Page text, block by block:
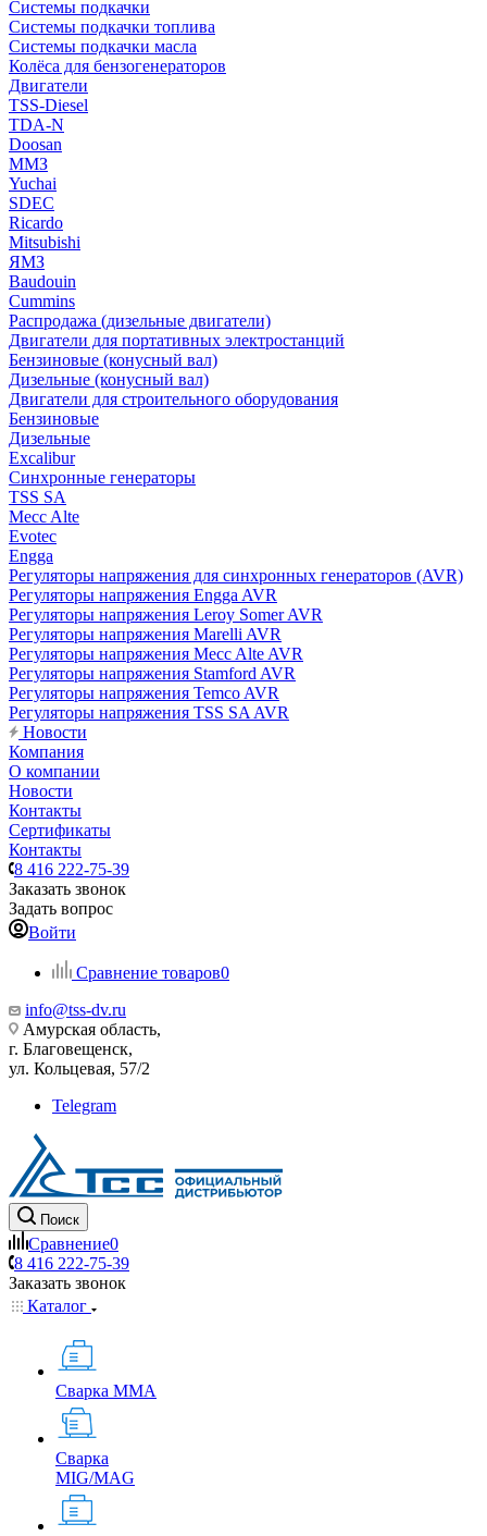
Системы подкачки
Системы подкачки топлива
Системы подкачки масла
Колёса для бензогенераторов
Двигатели
TSS-Diesel
TDA-N
Doosan
ММЗ
Yuchai
SDEC
Ricardo
Mitsubishi
ЯМЗ
Baudouin
Cummins
Распродажа (дизельные двигатели)
Двигатели для портативных электростанций
Бензиновые (конусный вал)
Дизельные (конусный вал)
Двигатели для строительного оборудования
Бензиновые
Дизельные
Excalibur
Синхронные генераторы
TSS SA
Mecc Alte
Evotec
Engga
Регуляторы напряжения для синхронных генераторов (AVR)
Регуляторы напряжения Engga AVR
Регуляторы напряжения Leroy Somer AVR
Регуляторы напряжения Marelli AVR
Регуляторы напряжения Mecc Alte AVR
Регуляторы напряжения Stamford AVR
Регуляторы напряжения Temco AVR
Регуляторы напряжения TSS SA AVR
Новости
Компания
О компании
Новости
Контакты
Сертификаты
Контакты
8 416 222-75-39
Заказать звонок
Задать вопрос
Войти
Сравнение товаров0
info@tss-dv.ru
Амурская область,
г. Благовещенск,
ул. Кольцевая, 57/2
Telegram
Поиск
Сравнение0
8 416 222-75-39
Заказать звонок
Каталог
Сварка MMA
Сварка
MIG/MAG